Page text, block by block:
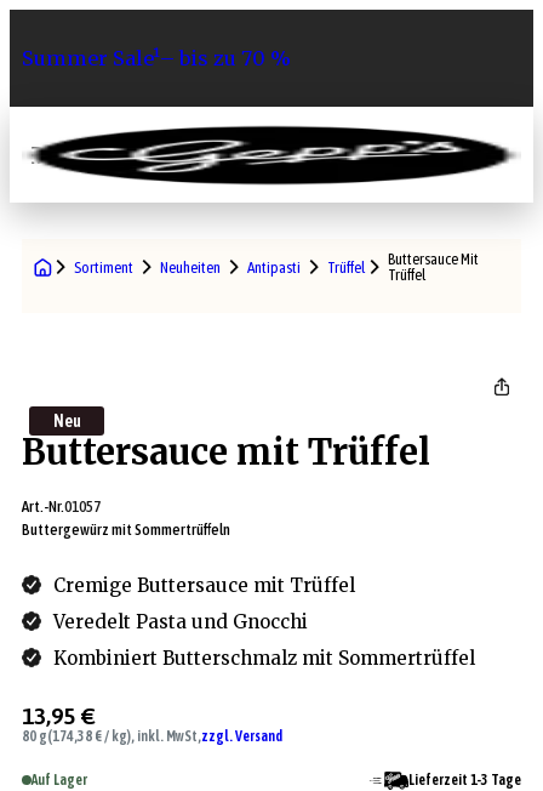
Summer Sale¹– bis zu 70 %
0
Sortiment Neuheiten Antipasti Trüffel
Buttersauce Mit
Trüffel
Neu
Buttersauce mit Trüffel
Art.-Nr.01057
Buttergewürz mit Sommertrüffeln
Cremige Buttersauce mit Trüffel
Veredelt Pasta und Gnocchi
Kombiniert Butterschmalz mit Sommertrüffel
13,95 €
80 g(174,38 € / kg), inkl. MwSt,zzgl. Versand
Auf Lager Lieferzeit 1-3 Tage